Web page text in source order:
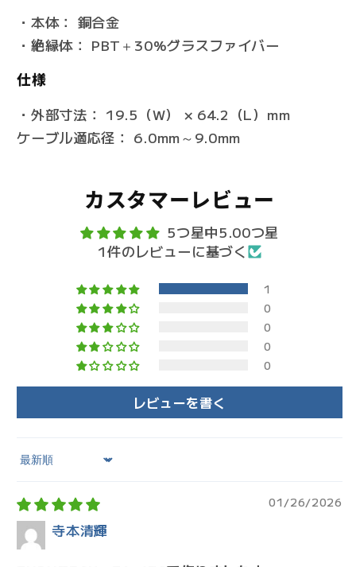
・本体： 銅合金
・絶縁体： PBT＋30%グラスファイバー
仕様
・外部寸法： 19.5（W） × 64.2（L）mm
ケーブル適応径： 6.0mm～9.0mm
カスタマーレビュー
5つ星中5.00つ星
1件のレビューに基づく
1
0
0
0
0
レビューを書く
Sort by
01/26/2026
寺本清輝